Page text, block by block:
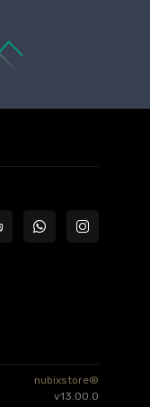
nubixstore®
v13.00.0